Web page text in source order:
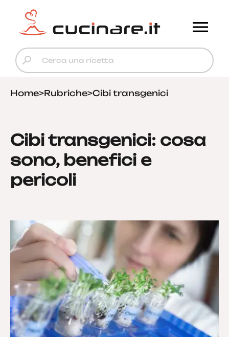
Home>Rubriche>Cibi transgenici
Cibi transgenici: cosa
sono, benefici e
pericoli